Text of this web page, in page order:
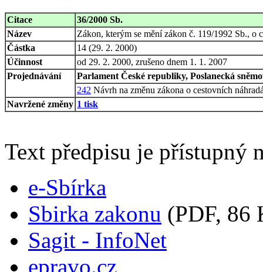
Citace
36/2000 Sb.
Název
Zákon, kterým se mění zákon č. 119/1992 Sb., o
Částka
14 (29. 2. 2000)
Účinnost
od 29. 2. 2000, zrušeno dnem 1. 1. 2007
Projednávání
Parlament České republiky, Poslanecká
242 Návrh na změnu zákona o cestovních
Navržené změny 1 tisk
Text předpisu je přístupný
e-Sbírka
Sbirka zakonu (PDF, 86
Sagit - InfoNet
epravo.cz